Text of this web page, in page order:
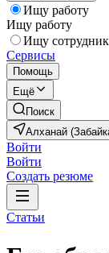
Ищу работу
Ищу работу
Ищу
Сервисы
Помощь
Ещё
Поиск
Алханай
Войти
Войти
Создать резюме
Статьи